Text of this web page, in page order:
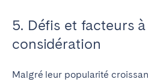
5. Défis et facteurs
considération
Malgré leur popularité